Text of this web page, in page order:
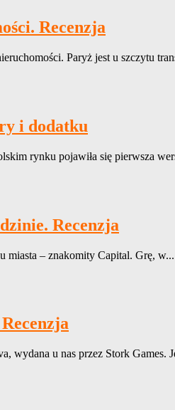
Recenzja
Paryż jest u szczytu
i dodatku
rynku pojawiła się pierwsza
Recenzja
miasta – znakomity Capital. Grę, w...
wydana u nas przez Stork Games.